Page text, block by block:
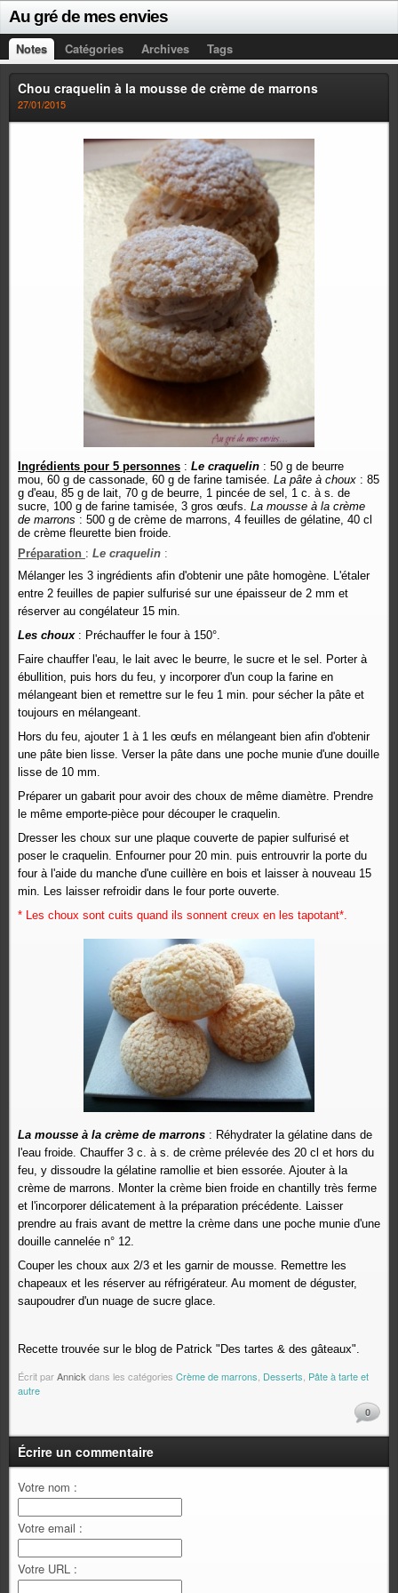
Au gré de mes envies
Notes Catégories Archives Tags
Chou craquelin à la mousse de crème de marrons
27/01/2015
Ingrédients pour 5 personnes : Le craquelin : 50 g de beurre
mou, 60 g de cassonade, 60 g de farine tamisée. La pâte à choux : 85
g d'eau, 85 g de lait, 70 g de beurre, 1 pincée de sel, 1 c. à s. de
sucre, 100 g de farine tamisée, 3 gros œufs. La mousse à la crème
de marrons : 500 g de crème de marrons, 4 feuilles de gélatine, 40 cl
de crème fleurette bien froide.
Préparation : Le craquelin :
Mélanger les 3 ingrédients afin d'obtenir une pâte homogène. L'étaler
entre 2 feuilles de papier sulfurisé sur une épaisseur de 2 mm et
réserver au congélateur 15 min.
Les choux: Préchauffer le four à 150°.
Faire chauffer l'eau, le lait avec le beurre, le sucre et le sel. Porter à
ébullition, puis hors du feu, y incorporer d'un coup la farine en
mélangeant bien et remettre sur le feu 1 min. pour sécher la pâte et
toujours en mélangeant.
Hors du feu, ajouter 1 à 1 les œufs en mélangeant bien afin d'obtenir
une pâte bien lisse. Verser la pâte dans une poche munie d'une douille
lisse de 10 mm.
Préparer un gabarit pour avoir des choux de même diamètre. Prendre
le même emporte-pièce pour découper le craquelin.
Dresser les choux sur une plaque couverte de papier sulfurisé et
poser le craquelin. Enfourner pour 20 min. puis entrouvrir la porte du
four à l'aide du manche d'une cuillère en bois et laisser à nouveau 15
min. Les laisser refroidir dans le four porte ouverte.
* Les choux sont cuits quand ils sonnent creux en les tapotant*.
La mousse à la crème de marrons : Réhydrater la gélatine dans de
l'eau froide. Chauffer 3 c. à s. de crème prélevée des 20 cl et hors du
feu, y dissoudre la gélatine ramollie et bien essorée. Ajouter à la
crème de marrons. Monter la crème bien froide en chantilly très ferme
et l'incorporer délicatement à la préparation précédente. Laisser
prendre au frais avant de mettre la crème dans une poche munie d'une
douille cannelée n° 12.
Couper les choux aux 2/3 et les garnir de mousse. Remettre les
chapeaux et les réserver au réfrigérateur. Au moment de déguster,
saupoudrer d'un nuage de sucre glace.
Recette trouvée sur le blog de Patrick " Des tartes & des gâteaux".
Écrit parAnnickdans les catégories Crème de marrons, Desserts, Pâte à tarte et
autre
0
Écrire un commentaire
Votre nom :
Votre email :
Votre URL :